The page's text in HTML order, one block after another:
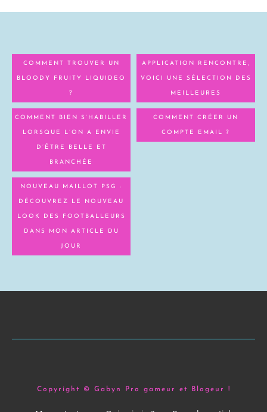
COMMENT TROUVER UN
BLOODY FRUITY LIQUIDEO
?
APPLICATION RENCONTRE,
VOICI UNE SÉLECTION DES
MEILLEURES
COMMENT BIEN S’HABILLER
LORSQUE L’ON A ENVIE
D’ÊTRE BELLE ET
BRANCHÉE
COMMENT CRÉER UN
COMPTE EMAIL ?
NOUVEAU MAILLOT PSG :
DÉCOUVREZ LE NOUVEAU
LOOK DES FOOTBALLEURS
DANS MON ARTICLE DU
JOUR
Copyright © Gabyn Pro gameur et Blogeur !